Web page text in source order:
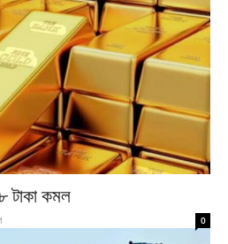
টাকা কমল
0